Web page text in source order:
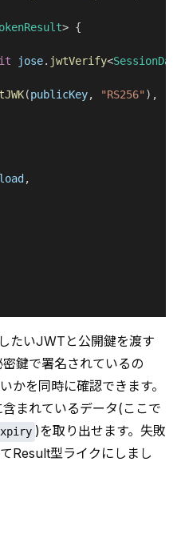
> {
jose. jwtVerify<SessionData
(publicKey, "RS256" ),
,
たいJWTと公開鍵を渡す
鍵で署名されているの
かを同時に確認できます。
まれているデータ(ここで
)を取り出せます。失敗
Result型ライクにしまし